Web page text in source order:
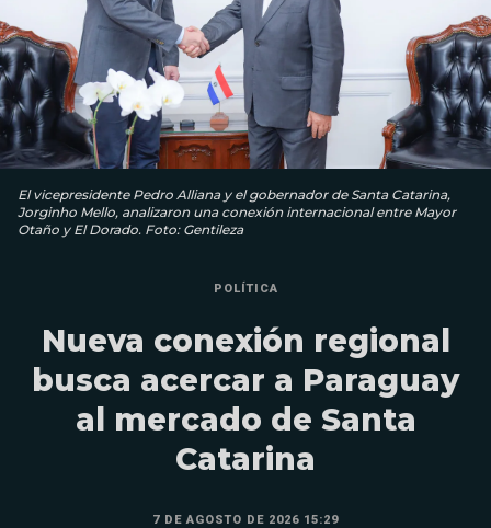
El vicepresidente Pedro Alliana y el gobernador de Santa Catarina,
Jorginho Mello, analizaron una conexión internacional entre Mayor
Otaño y El Dorado. Foto: Gentileza
POLÍTICA
Nueva conexión regional
busca acercar a Paraguay
al mercado de Santa
Catarina
7 DE AGOSTO DE 2026 15:29